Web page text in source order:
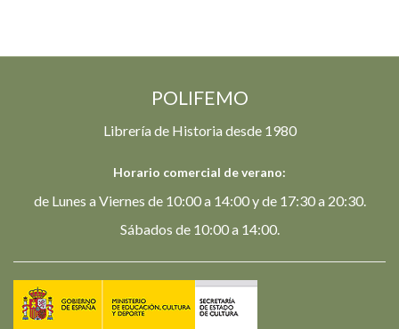
POLIFEMO
Librería de Historia desde 1980
Horario comercial de verano:
de Lunes a Viernes de 10:00 a 14:00 y de 17:30 a 20:30.
Sábados de 10:00 a 14:00.